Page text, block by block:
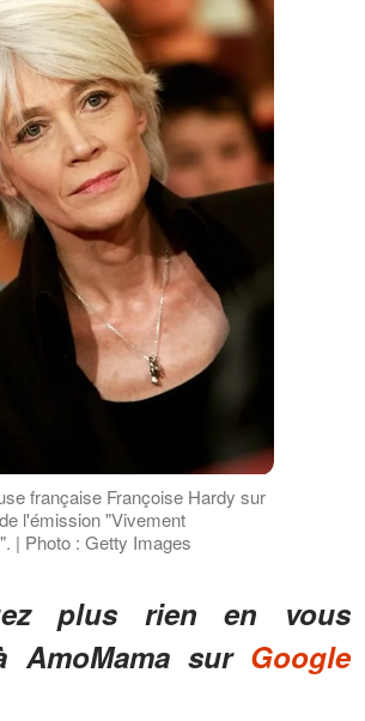
française Françoise Hardy sur
l'émission "Vivement
| Photo : Getty Images
plus rien en vous
AmoMama sur Google